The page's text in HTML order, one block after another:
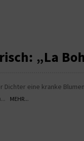
„La
Dichter eine kranke
MEHR...